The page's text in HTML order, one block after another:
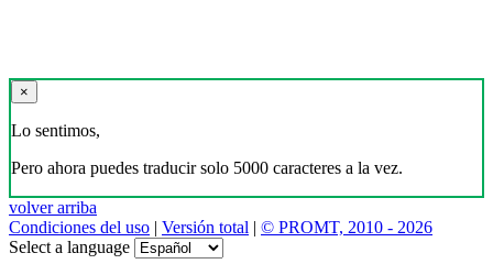
×
Lo sentimos,
Pero ahora puedes traducir solo 5000 caracteres a la vez.
volver arriba
Condiciones del uso | Versión total | © PROMT, 2010 - 2026
Select a language